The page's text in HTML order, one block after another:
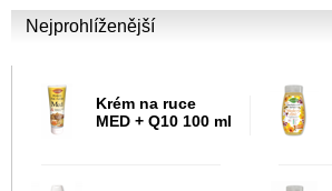
Nejprohlíženější
Krém na ruce
MED + Q10 100 ml